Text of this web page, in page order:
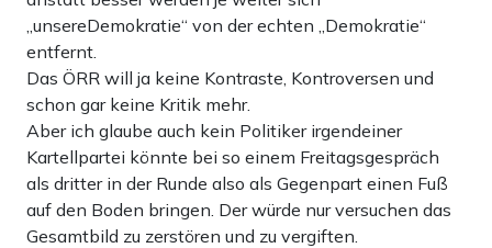
„unsereDemokratie“ von der echten „Demokratie“
entfernt.
Das ÖRR will ja keine Kontraste, Kontroversen und
schon gar keine Kritik mehr.
Aber ich glaube auch kein Politiker irgendeiner
Kartellpartei könnte bei so einem Freitagsgespräch
als dritter in der Runde also als Gegenpart einen Fuß
auf den Boden bringen. Der würde nur versuchen das
Gesamtbild zu zerstören und zu vergiften.